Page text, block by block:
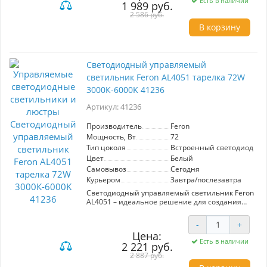
1 989 руб.
2 586 руб.
В корзину
Светодиодный управляемый
светильник Feron AL4051 тарелка 72W
3000К-6000K 41236
Артикул: 41236
Производитель
Feron
Мощность, Вт
72
Тип цоколя
Встроенный светодиод
Цвет
Белый
Самовывоз
Сегодня
Курьером
Завтра/послезавтра
Светодиодный управляемый светильник Feron
AL4051 – идеальное решение для создания
Этот накладной потолочный светильник
мощностью 72W предлагает широкий
диапазон цветовой температуры от теплого
(3000K) до дневного света (6000K), что
позволяет легко адаптировать атмосферу под
ваши нужды. С яркостью в 5760 Лм и углом
Цена:
2 221 руб.
2 887 руб.
- +
Есть в наличии